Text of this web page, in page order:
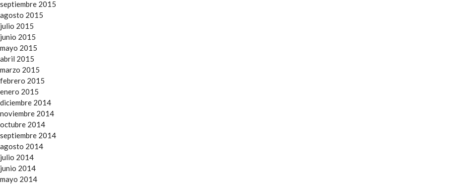
septiembre 2015
agosto 2015
julio 2015
junio 2015
mayo 2015
abril 2015
marzo 2015
febrero 2015
enero 2015
diciembre 2014
noviembre 2014
octubre 2014
septiembre 2014
agosto 2014
julio 2014
junio 2014
mayo 2014